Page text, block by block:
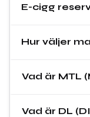
E-cigg
Hur väljer
Vad är MTL
Vad är DL